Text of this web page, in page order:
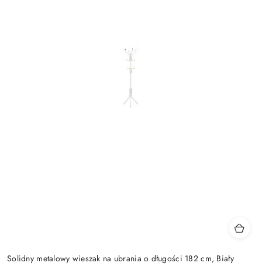
Solidny metalowy wieszak na ubrania o długości 182 cm, Biały